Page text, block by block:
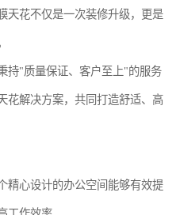
天花不仅是一次装修升级，更是
持"质量保证、客户至上"的服务
花解决方案，共同打造舒适、高
精心设计的办公空间能够有效提